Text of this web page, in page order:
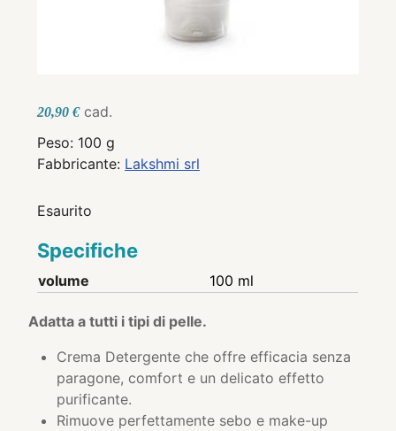
20,90 € cad.
Peso: 100 g
Fabbricante: Lakshmi srl
Esaurito
Specifiche
volume 100 ml
Adatta a tutti i tipi di pelle.
Crema Detergente che offre efficacia senza
paragone, comfort e un delicato effetto
purificante.
Rimuove perfettamente sebo e make-up